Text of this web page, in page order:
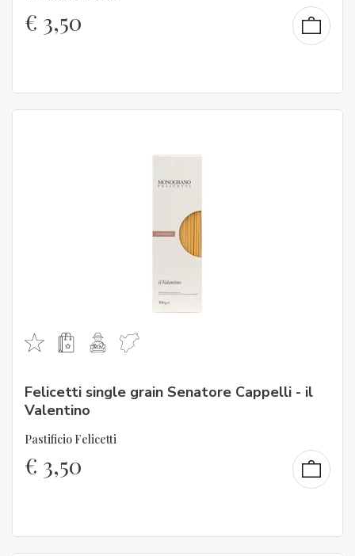
€ 3,50
Felicetti single grain Senatore Cappelli - il
Valentino
Pastificio Felicetti
€ 3,50